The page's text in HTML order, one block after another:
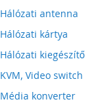
Hálózati antenna
Hálózati kártya
Hálózati kiegészítő
KVM, Video switch
Média konverter